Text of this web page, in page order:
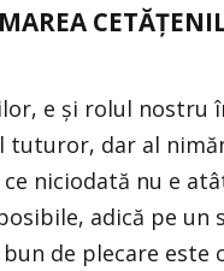
e și rolul nostru
dar al
niciodată nu e
adică pe un
de plecare este